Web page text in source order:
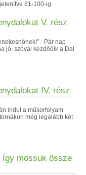
81-100-ig
V. rész
- Pár nap
jó, szóval kezdődik a Dal
IV. rész
indul a műsorfolyam
még legalább két
mossuk össze